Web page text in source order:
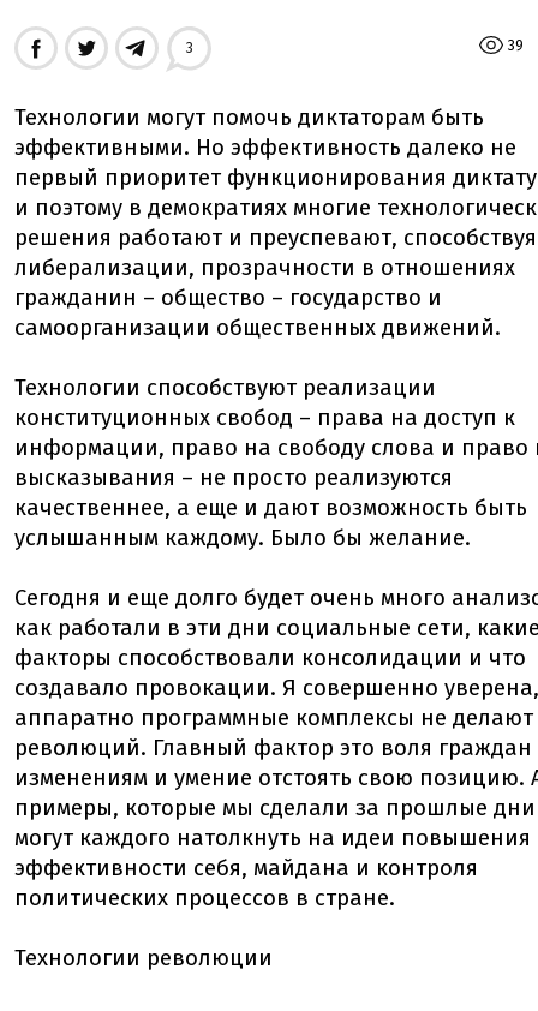
39
3
Технологии могут помочь диктаторам быть
эффективными. Но эффективность далеко не
первый приоритет функционирования
и поэтому в демократиях многие
решения работают и преуспевают, способствуя
либерализации, прозрачности в отношениях
гражданин – общество – государство и
самоорганизации общественных движений.
Технологии способствуют реализации
конституционных свобод – права на доступ к
информации, право на свободу слова и право
высказывания – не просто реализуются
качественнее, а еще и дают возможность быть
услышанным каждому. Было бы желание.
Сегодня и еще долго будет очень много
как работали в эти дни социальные сети,
факторы способствовали консолидации и что
создавало провокации. Я совершенно
аппаратно программные комплексы не делают
революций. Главный фактор это воля граждан
изменениям и умение отстоять свою позицию.
примеры, которые мы сделали за прошлые дни
могут каждого натолкнуть на идеи повышения
эффективности себя, майдана и контроля
политических процессов в стране.
Технологии революции